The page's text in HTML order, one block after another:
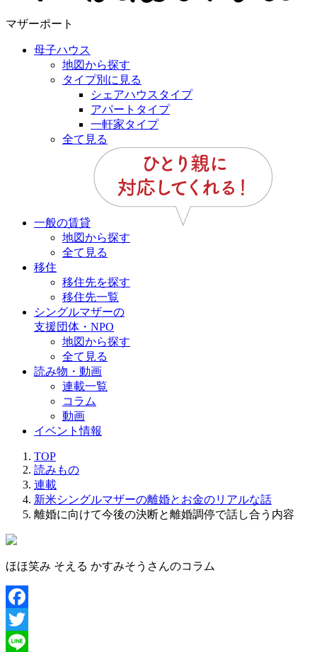
マザーポート
母子ハウス
地図から探す
タイプ別に見る
シェアハウスタイプ
アパートタイプ
一軒家タイプ
全て見る
一般の賃貸
地図から探す
全て見る
移住
移住先を探す
移住先一覧
シングルマザーの
支援団体・NPO
地図から探す
全て見る
読み物・動画
連載一覧
コラム
動画
イベント情報
TOP
読みもの
連載
新米シングルマザーの離婚とお金のリアルな話
離婚に向けて今後の決断と離婚調停で話し合う内容
ほほ笑み そえる かすみそうさんのコラム
Facebook
Twitter